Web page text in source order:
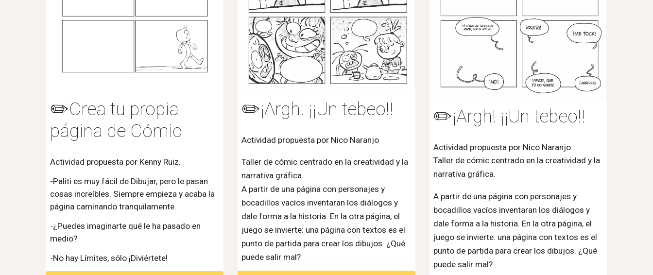
✏️Crea tu propia
página de Cómic
Actividad propuesta por Kenny Ruiz.
-Paliti es muy fácil de Dibujar, pero le pasan
cosas increíbles. Siempre empieza y acaba la
página caminando tranquilamente.
-¿Puedes imaginarte qué le ha pasado en
medio?
-No hay Límites, sólo ¡Diviértete!
✏️¡Argh! ¡¡Un tebeo!!
Actividad propuesta por Nico Naranjo
Taller de cómic centrado en la creatividad y la
narrativa gráfica.
A partir de una página con personajes y
bocadillos vacíos inventaran los diálogos y
dale forma a la historia. En la otra página, el
juego se invierte: una página con textos es el
punto de partida para crear los dibujos. ¿Qué
puede salir mal?
✏️¡Argh! ¡¡Un tebeo!!
Actividad propuesta por Nico Naranjo
Taller de cómic centrado en la creatividad y la
narrativa gráfica.
A partir de una página con personajes y
bocadillos vacíos inventaran los diálogos y
dale forma a la historia. En la otra página, el
juego se invierte: una página con textos es el
punto de partida para crear los dibujos. ¿Qué
puede salir mal?